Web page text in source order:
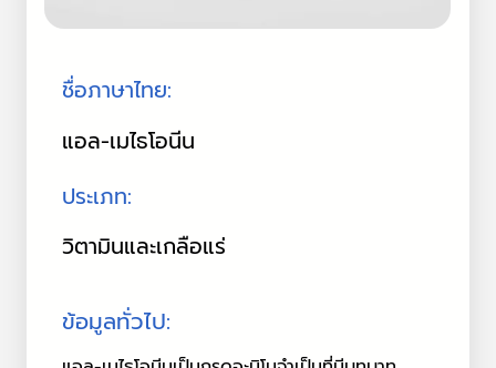
ชื่อภาษาไทย:
แอล-เมไธโอนีน
ประเภท:
วิตามินและเกลือแร่
ข้อมูลทั่วไป: